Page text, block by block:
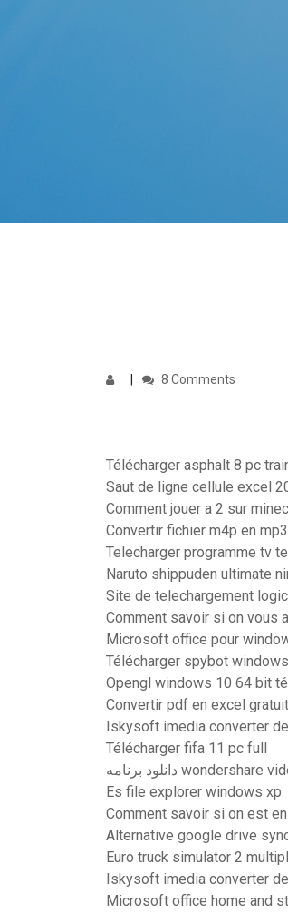
8 Comments
Télécharger asphalt 8 pc
Saut de ligne cellule excel
Comment jouer a 2 sur
Convertir fichier m4p en mp3
Telecharger programme tv
Naruto shippuden ultimate
Site de telechargement
Comment savoir si on vous
Microsoft office pour
Télécharger spybot
Opengl windows 10 64 bit
Convertir pdf en excel
Iskysoft imedia converter
Télécharger fifa 11 pc full
Es file explorer windows xp
Comment savoir si on est
Alternative google drive
Euro truck simulator 2
Iskysoft imedia converter
Microsoft office home and